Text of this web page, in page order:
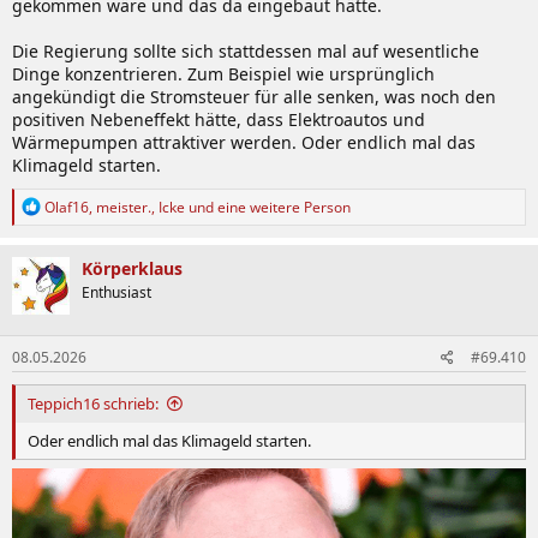
gekommen wäre und das da eingebaut hätte.
Die Regierung sollte sich stattdessen mal auf wesentliche
Dinge konzentrieren. Zum Beispiel wie ursprünglich
angekündigt die Stromsteuer für alle senken, was noch den
positiven Nebeneffekt hätte, dass Elektroautos und
Wärmepumpen attraktiver werden. Oder endlich mal das
Klimageld starten.
R
k
t
i
o
n
e
n
:
Olaf16, meister., Icke und eine weitere Person
Körperklaus
Enthusiast
08.05.2026 #69.410
Teppich16 schrieb:
Oder endlich mal das Klimageld starten.